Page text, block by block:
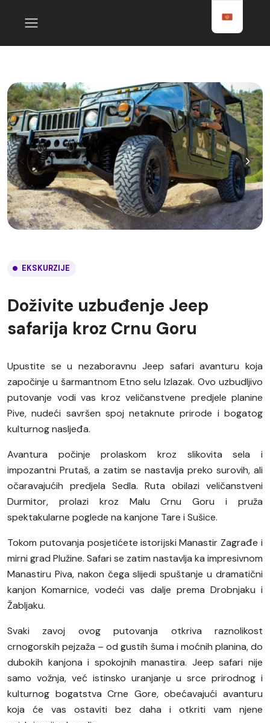
EKSKURZIJE
Doživite uzbuđenje Jeep
safarija kroz Crnu Goru
Upustite se u nezaboravnu Jeep safari avanturu koja
započinje u šarmantnom Etno selu Izlazak. Ovo uzbudljivo
putovanje vodi vas kroz veličanstvene predjele planine
Pive, nudeći savršen spoj netaknute prirode i bogatog
kulturnog nasljeđa.
Avantura počinje prolaskom kroz slikovita sela i
impozantni Prutaš, a zatim se nastavlja preko surovih, ali
očaravajućih predjela Sedla. Ruta obilazi veličanstveni
Durmitor, prolazi kroz Malu Crnu Goru i pruža
spektakularne poglede na kanjone Tare i Sušice.
Tokom putovanja posjetićete istorijski Manastir Zagrađe i
mirni grad Plužine. Safari se zatim nastavlja ka impresivnom
Manastiru Piva, nakon čega slijedi spuštanje u dramatični
kanjon Komarnice, vodeći vas dalje prema Drobnjaku i
Žabljaku.
Svaki zavoj ovog putovanja otkriva raznolikost
crnogorskih pejzaža – od gustih šuma i moćnih planina, do
dubokih kanjona i spokojnih manastira. Jeep safari nije
samo vožnja, već istinsko uranjanje u srce prirodnog i
kulturnog bogatstva Crne Gore, obećavajući avanturu
koja će vas ostaviti bez daha i otkriti vam njene